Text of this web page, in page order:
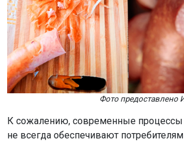
Фото
К сожалению, современные процессы
не всегда обеспечивают